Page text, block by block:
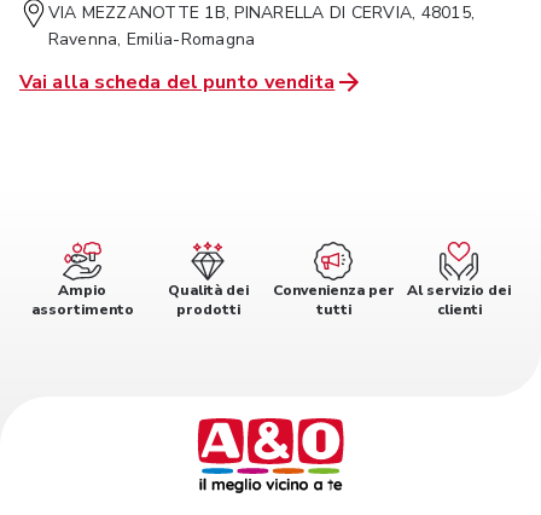
VIA MEZZANOTTE 1B, PINARELLA DI CERVIA, 48015,
Ravenna, Emilia-Romagna
Vai alla scheda del punto vendita
Ampio
assortimento
Qualità dei
prodotti
Convenienza per
tutti
Al servizio dei
clienti